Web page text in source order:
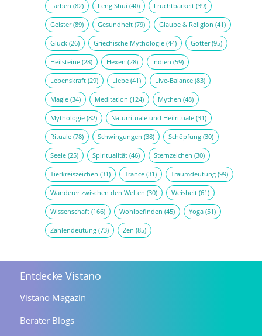
Farben (82) Feng Shui (40) Fruchtbarkeit(39)
Geister(89) Gesundheit(79) Glaube & Religion (41)
Glück(26) Griechische Mythologie(44) Götter(95)
Heilsteine(28) Hexen (28) Indien (59)
Lebenskraft(29) Liebe(41) Live-Balance(83)
Magie(34) Meditation (124) Mythen (48)
Mythologie(82) Naturrituale und Heilrituale(31)
Rituale(78) Schwingungen (38) Schöpfung(30)
Seele(25) Spiritualität(46) Sternzeichen (30)
Tierkreiszeichen (31) Trance(31) Traumdeutung(99)
Wanderer zwischen den Welten (30) Weisheit(61)
Wissenschaft(166) Wohlbefinden (45) Yoga(51)
Zahlendeutung(73) Zen (85)
Entdecke Vistano
Vistano Magazin
Berater Blogs